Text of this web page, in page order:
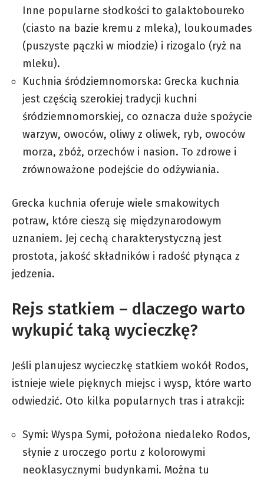
Inne popularne słodkości to galaktoboureko
(ciasto na bazie kremu z mleka), loukoumades
(puszyste pączki w miodzie) i rizogalo (ryż na
mleku).
Kuchnia śródziemnomorska: Grecka kuchnia
jest częścią szerokiej tradycji kuchni
śródziemnomorskiej, co oznacza duże spożycie
warzyw, owoców, oliwy z oliwek, ryb, owoców
morza, zbóż, orzechów i nasion. To zdrowe i
zrównoważone podejście do odżywiania.
Grecka kuchnia oferuje wiele smakowitych
potraw, które cieszą się międzynarodowym
uznaniem. Jej cechą charakterystyczną jest
prostota, jakość składników i radość płynąca z
jedzenia.
Rejs statkiem – dlaczego warto
wykupić taką wycieczkę?
Jeśli planujesz wycieczkę statkiem wokół Rodos,
istnieje wiele pięknych miejsc i wysp, które warto
odwiedzić. Oto kilka popularnych tras i atrakcji:
Symi: Wyspa Symi, położona niedaleko Rodos,
słynie z uroczego portu z kolorowymi
neoklasycznymi budynkami. Można tu